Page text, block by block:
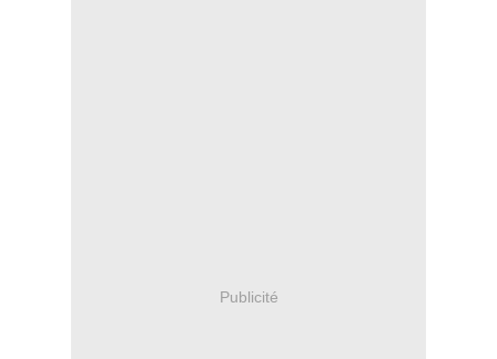
Publicité